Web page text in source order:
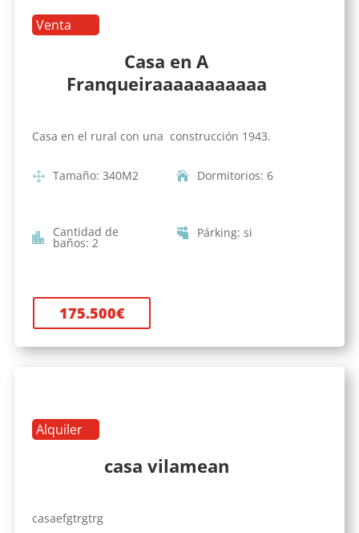
Venta
Casa en A
Franqueiraaaaaaaaaaa
Casa en el rural con una construcción 1943.
Tamaño: 340M2 Dormitorios: 6
Cantidad de
baños: 2
Párking: si
175.500€
Alquiler
casa vilamean
casaefgtrgtrg